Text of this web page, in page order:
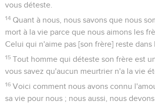
vous déteste.
14 Quant à nous, nous savons que nous
mort à la vie parce que nous aimons les
Celui qui n'aime pas [son frère] reste dans
15 Tout homme qui déteste son frère est
vous savez qu'aucun meurtrier n'a la vie
16 Voici comment nous avons connu
sa vie pour nous ; nous aussi, nous